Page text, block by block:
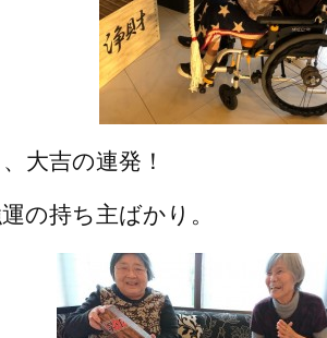
大吉の連発！
の持ち主ばかり。